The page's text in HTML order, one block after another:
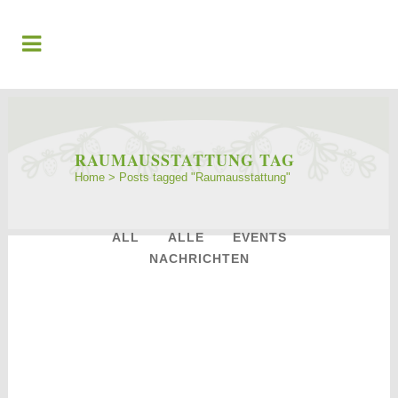
RAUMAUSSTATTUNG TAG
Home > Posts tagged "Raumausstattung"
ALL ALLE
EVENTS
NACHRICHTEN